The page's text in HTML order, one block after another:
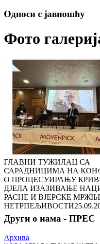
Односи с јавношћу
Фото
ГЛАВНИ ТУЖИЛАЦ СА
САРАДНИЦИМА НА
О ПРОЦЕСУИРАЊУ
ДЈЕЛА ИЗАЗИВАЊЕ
РАСНЕ И ВЈЕРСКЕ
НЕТРПЕЉИВОСТИ
Други о нама - ПРЕС
Архива